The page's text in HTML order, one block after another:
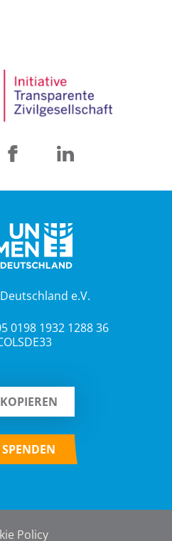
e.V.
0198 1932 1288 36
SPENDEN
Policy